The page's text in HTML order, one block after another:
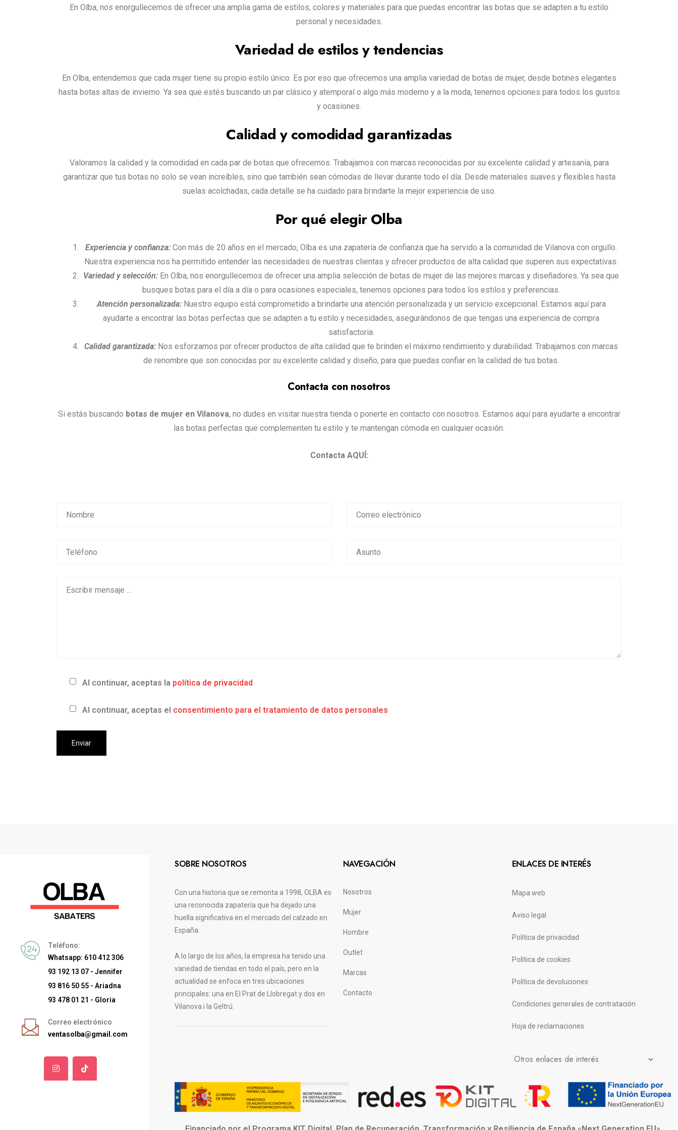
En Olba, nos enorgullecemos de ofrecer una amplia gama de estilos, colores y materiales para que puedas encontrar las botas que se adapten a tu estilo
personal y necesidades.
Variedad de estilos y tendencias
En Olba, entendemos que cada mujer tiene su propio estilo único. Es por eso que ofrecemos una amplia variedad de botas de mujer, desde botines elegantes
hasta botas altas de invierno. Ya sea que estés buscando un par clásico y atemporal o algo más moderno y a la moda, tenemos opciones para todos los gustos
y ocasiones.
Calidad y comodidad garantizadas
Valoramos la calidad y la comodidad en cada par de botas que ofrecemos. Trabajamos con marcas reconocidas por su excelente calidad y artesanía, para
garantizar que tus botas no solo se vean increíbles, sino que también sean cómodas de llevar durante todo el día. Desde materiales suaves y flexibles hasta
suelas acolchadas, cada detalle se ha cuidado para brindarte la mejor experiencia de uso.
Por qué elegir Olba
Experiencia y confianza: Con más de 20 años en el mercado, Olba es una zapatería de confianza que ha servido a la comunidad de Vilanova con orgullo.
Nuestra experiencia nos ha permitido entender las necesidades de nuestras clientas y ofrecer productos de alta calidad que superen sus expectativas.
Variedad y selección: En Olba, nos enorgullecemos de ofrecer una amplia selección de botas de mujer de las mejores marcas y diseñadores. Ya sea que
busques botas para el día a día o para ocasiones especiales, tenemos opciones para todos los estilos y preferencias.
Atención personalizada:Nuestro equipo está comprometido a brindarte una atención personalizada y un servicio excepcional. Estamos aquí para
ayudarte a encontrar las botas perfectas que se adapten a tu estilo y necesidades, asegurándonos de que tengas una experiencia de compra
satisfactoria.
Calidad garantizada: Nos esforzamos por ofrecer productos de alta calidad que te brinden el máximo rendimiento y durabilidad. Trabajamos con marcas
de renombre que son conocidas por su excelente calidad y diseño, para que puedas confiar en la calidad de tus botas.
Contacta con nosotros
Si estás buscando botas de mujer en Vilanova, no dudes en visitar nuestra tienda o ponerte en contacto con nosotros. Estamos aquí para ayudarte a encontrar
las botas perfectas que complementen tu estilo y te mantengan cómoda en cualquier ocasión.
Contacta AQUÍ:
Al continuar, aceptas la política de privacidad
Al continuar, aceptas el consentimiento para el tratamiento de datos personales
Teléfono:
Whatsapp: 610 412 306
93 192 13 07 - Jennifer
93 816 50 55 - Ariadna
93 478 01 21 - Gloria
Correo electrónico
ventasolba@gmail.com
SOBRE NOSOTROS
Con una historia que se remonta a 1998, OLBA es
una reconocida zapatería que ha dejado una
huella significativa en el mercado del calzado en
España.
A lo largo de los años, la empresa ha tenido una
variedad de tiendas en todo el país, pero en la
actualidad se enfoca en tres ubicaciones
principales: una en El Prat de Llobregat y dos en
Vilanova i la Geltrú.
NAVEGACIÓN
Nosotros
Mujer
Hombre
Outlet
Marcas
Contacto
ENLACES DE INTERÉS
Mapa web
Aviso legal
Política de privacidad
Política de cookies
Política de devoluciones
Condiciones generales de contratación
Hoja de reclamaciones